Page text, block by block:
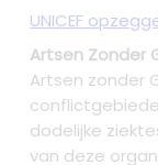
UNICEF
Artsen Zonder
Artsen zonder
dodelijke
van deze